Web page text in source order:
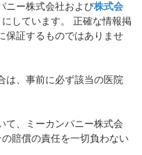
ニー株式会社および株式会
しています。 正確な情報掲
保証するものではありませ
は、事前に必ず該当の医院
て、ミーカンパニー株式会
の賠償の責任を一切負わない